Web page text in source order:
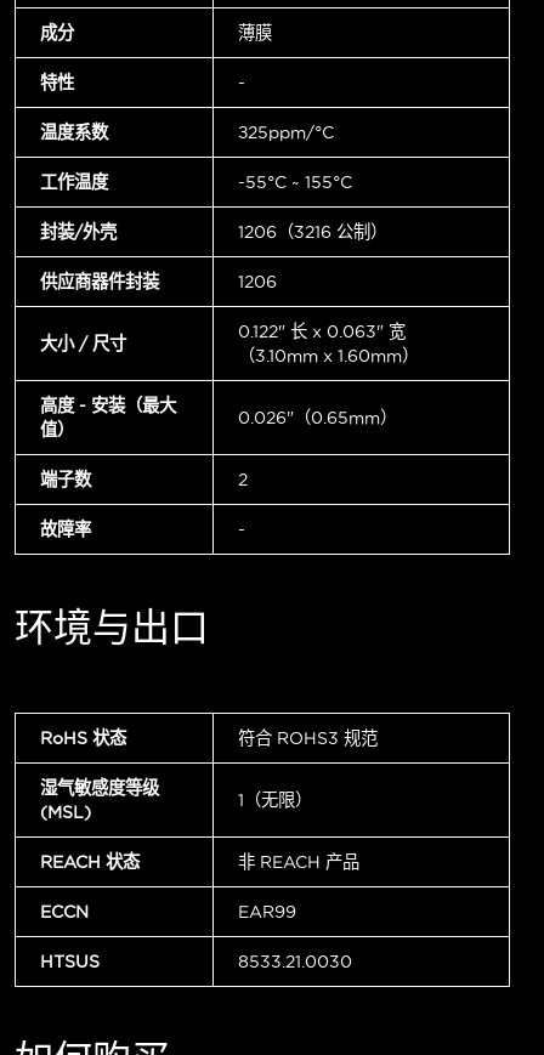
成分 薄膜
特性 -
温度系数 ±25ppm/°C
工作温度 -55°C ~ 155°C
封装/外壳 1206（3216 公制）
供应商器件封装 1206
大小 / 尺寸
0.122" 长 x 0.063" 宽
（3.10mm x 1.60mm）
高度 - 安装（最大
值）
0.026"（0.65mm）
端子数 2
故障率 -
环境与出口
RoHS 状态 符合 ROHS3 规范
湿气敏感度等级
(MSL)
1（无限）
REACH 状态 非 REACH 产品
ECCN EAR99
HTSUS 8533.21.0030